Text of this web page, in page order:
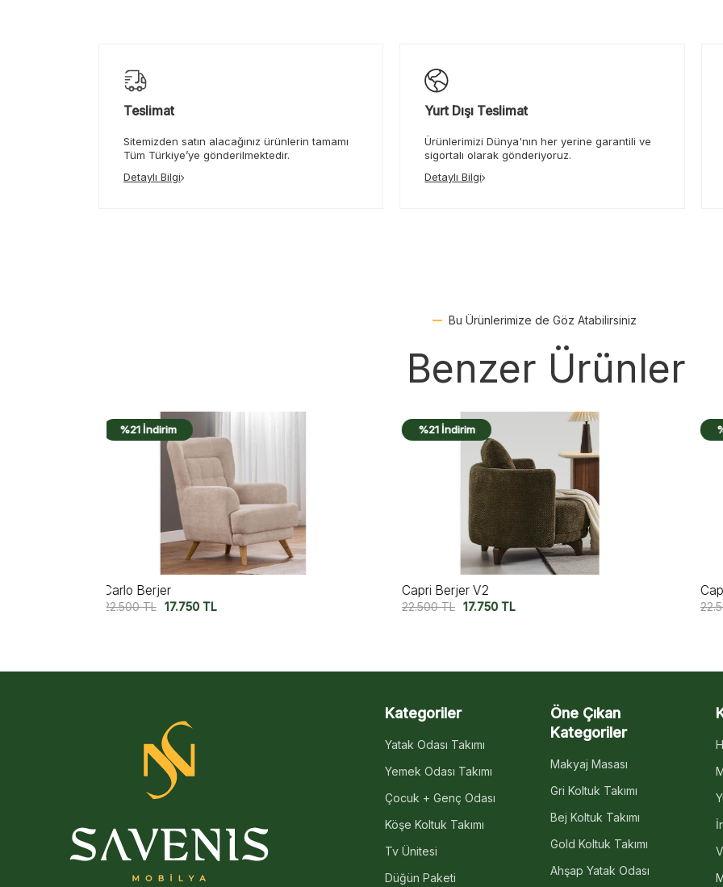
Teslimat
Sitemizden satın alacağınız ürünlerin tamamı
Tüm Türkiye’ye gönderilmektedir.
Detaylı Bilgi
Yurt Dışı Teslimat
Ürünlerimizi Dünya'nın her yerine garantili ve
sigortalı olarak gönderiyoruz.
Detaylı Bilgi
Bu Ürünlerimize de Göz Atabilirsiniz
Benzer Ürünler
%21 İndirim
Capri Berjer V2
22.500TL 17.750TL
%21 İndirim
Capri Berjer
22.500TL 17.750TL
Kategoriler
Yatak Odası Takımı
Yemek Odası Takımı
Çocuk + Genç Odası
Köşe Koltuk Takımı
Tv Ünitesi
Düğün Paketi
Öne Çıkan
Kategoriler
Makyaj Masası
Gri Koltuk Takımı
Bej Koltuk Takımı
Gold Koltuk Takımı
Ahşap Yatak Odası